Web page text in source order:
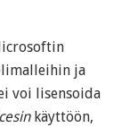
ja
voi lisensoida
käyttöön,